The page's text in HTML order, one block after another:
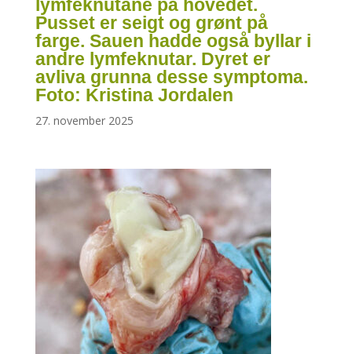
lymfeknutane på hovedet.
Pusset er seigt og grønt på
farge. Sauen hadde også byllar i
andre lymfeknutar. Dyret er
avliva grunna desse symptoma.
Foto: Kristina Jordalen
27. november 2025